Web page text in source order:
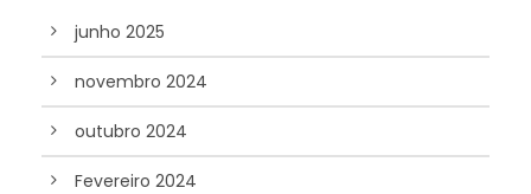
junho 2025
novembro 2024
outubro 2024
Fevereiro 2024